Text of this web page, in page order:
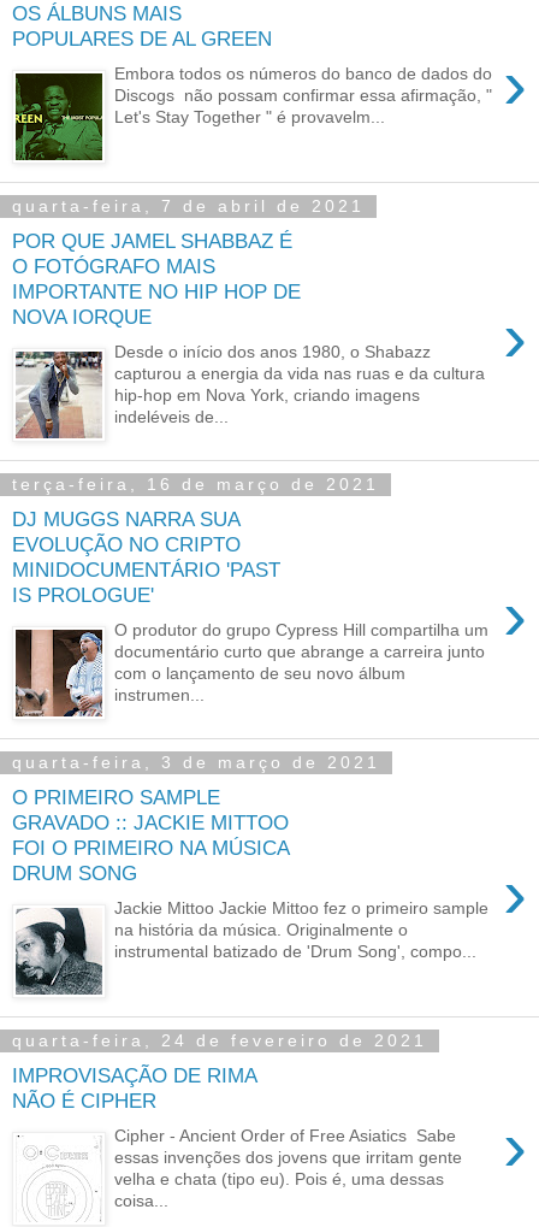
OS ÁLBUNS MAIS
POPULARES DE AL GREEN
›
Embora todos os números do banco de dados do
Discogs não possam confirmar essa afirmação, "
Let's Stay Together " é provavelm...
quarta-feira, 7 de abril de 2021
POR QUE JAMEL SHABBAZ É
O FOTÓGRAFO MAIS
IMPORTANTE NO HIP HOP DE
NOVA IORQUE
›
Desde o início dos anos 1980, o Shabazz
capturou a energia da vida nas ruas e da cultura
hip-hop em Nova York, criando imagens
indeléveis de...
terça-feira, 16 de março de 2021
DJ MUGGS NARRA SUA
EVOLUÇÃO NO CRIPTO
MINIDOCUMENTÁRIO 'PAST
IS PROLOGUE'
›
O produtor do grupo Cypress Hill compartilha um
documentário curto que abrange a carreira junto
com o lançamento de seu novo álbum
instrumen...
quarta-feira, 3 de março de 2021
O PRIMEIRO SAMPLE
GRAVADO :: JACKIE MITTOO
FOI O PRIMEIRO NA MÚSICA
DRUM SONG
›
Jackie Mittoo Jackie Mittoo fez o primeiro sample
na história da música. Originalmente o
instrumental batizado de 'Drum Song', compo...
quarta-feira, 24 de fevereiro de 2021
IMPROVISAÇÃO DE RIMA
NÃO É CIPHER
›
Cipher - Ancient Order of Free Asiatics Sabe
essas invenções dos jovens que irritam gente
velha e chata (tipo eu). Pois é, uma dessas
coisa...